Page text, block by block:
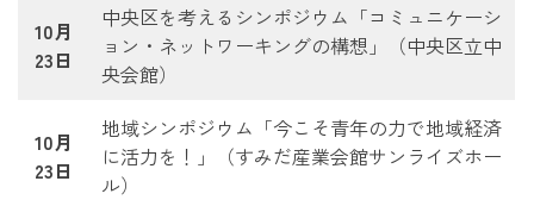
10月
23日
中央区を考えるシンポジウム「コミュニケーシ
ョン・ネットワーキングの構想」（中央区立中
央会館）
10月
23日
地域シンポジウム「今こそ青年の力で地域経済
に活力を！」（すみだ産業会館サンライズホー
ル）